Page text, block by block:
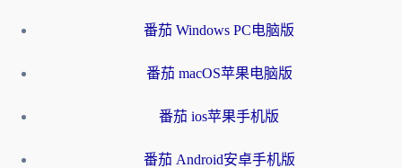
番茄 Windows PC电脑版
番茄 macOS苹果电脑版
番茄 ios苹果手机版
番茄 Android安卓手机版